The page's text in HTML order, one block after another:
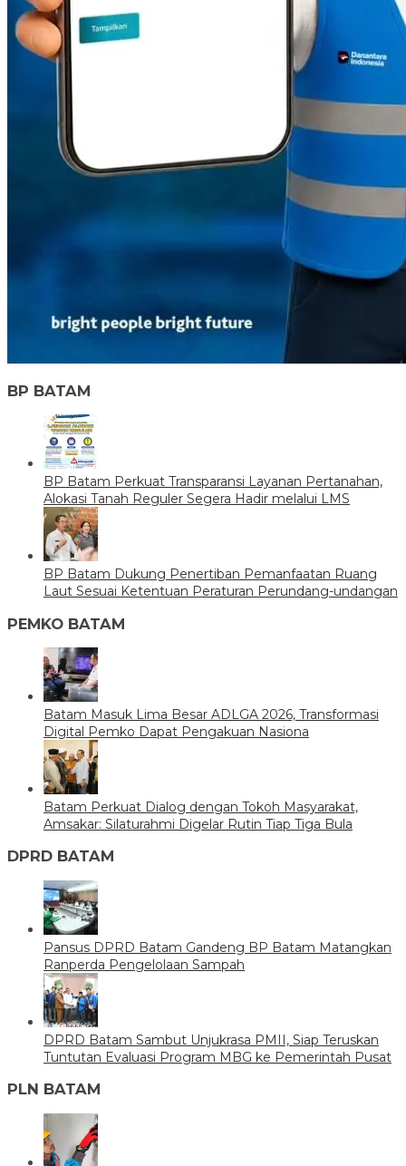
BP BATAM
BP Batam Perkuat Transparansi Layanan Pertanahan,
Alokasi Tanah Reguler Segera Hadir melalui LMS
BP Batam Dukung Penertiban Pemanfaatan Ruang
Laut Sesuai Ketentuan Peraturan Perundang-undangan
PEMKO BATAM
Batam Masuk Lima Besar ADLGA 2026, Transformasi
Digital Pemko Dapat Pengakuan Nasiona
Batam Perkuat Dialog dengan Tokoh Masyarakat,
Amsakar: Silaturahmi Digelar Rutin Tiap Tiga Bula
DPRD BATAM
Pansus DPRD Batam Gandeng BP Batam Matangkan
Ranperda Pengelolaan Sampah
DPRD Batam Sambut Unjukrasa PMII, Siap Teruskan
Tuntutan Evaluasi Program MBG ke Pemerintah Pusat
PLN BATAM